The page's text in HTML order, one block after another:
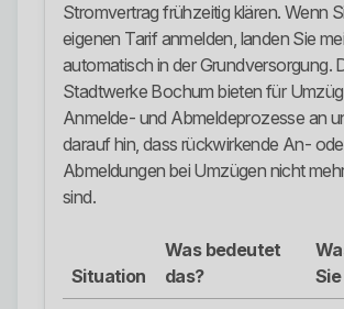
Stromvertrag frühzeitig klären. Wenn
eigenen Tarif anmelden, landen Sie
automatisch in der Grundversorgung.
Stadtwerke Bochum bieten für
Anmelde- und Abmeldeprozesse an
darauf hin, dass rückwirkende An-
Abmeldungen bei Umzügen nicht
sind.
Situation
Was bedeutet
das?